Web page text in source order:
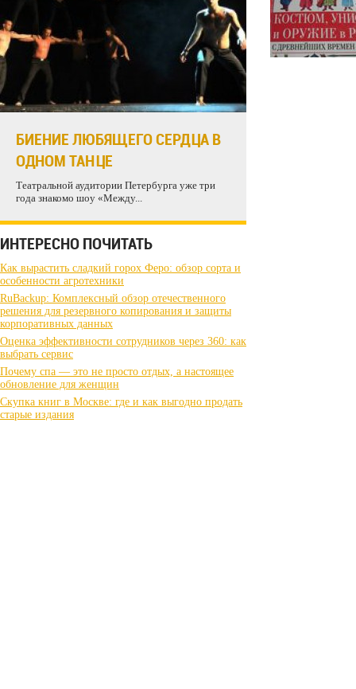
БИЕНИЕ ЛЮБЯЩЕГО СЕРДЦА В
ОДНОМ ТАНЦЕ
Театральной аудитории Петербурга уже три
года знакомо шоу «Между...
ИНТЕРЕСНО ПОЧИТАТЬ
Как вырастить сладкий горох Феро: обзор сорта и
особенности агротехники
RuBackup: Комплексный обзор отечественного
решения для резервного копирования и защиты
корпоративных данных
Оценка эффективности сотрудников через 360: как
выбрать сервис
Почему спа — это не просто отдых, а настоящее
обновление для женщин
Скупка книг в Москве: где и как выгодно продать
старые издания